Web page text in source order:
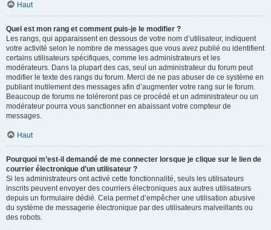
Haut
Quel est mon rang et comment puis-je le modifier ?
Les rangs, qui apparaissent en dessous de votre nom d’utilisateur, indiquent
votre activité selon le nombre de messages que vous avez publié ou identifient
certains utilisateurs spécifiques, comme les administrateurs et les
modérateurs. Dans la plupart des cas, seul un administrateur du forum peut
modifier le texte des rangs du forum. Merci de ne pas abuser de ce système en
publiant inutilement des messages afin d’augmenter votre rang sur le forum.
Beaucoup de forums ne toléreront pas ce procédé et un administrateur ou un
modérateur pourra vous sanctionner en abaissant votre compteur de
messages.
Haut
Pourquoi m’est-il demandé de me connecter lorsque je clique sur le lien de
courrier électronique d’un utilisateur ?
Si les administrateurs ont activé cette fonctionnalité, seuls les utilisateurs
inscrits peuvent envoyer des courriers électroniques aux autres utilisateurs
depuis un formulaire dédié. Cela permet d’empêcher une utilisation abusive
du système de messagerie électronique par des utilisateurs malveillants ou
des robots.